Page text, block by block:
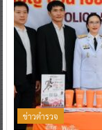
ข่าวตำรวจ